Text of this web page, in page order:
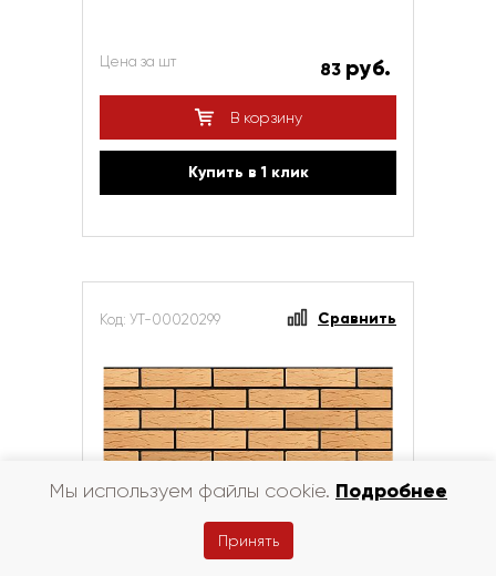
Цена за шт 83 руб.
В корзину
Купить в 1 клик
Код: УТ-00020299 Сравнить
Мы используем файлы cookie. Подробнее
Принять